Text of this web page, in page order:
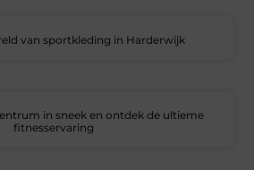
van sportkleding in Harderwijk
in sneek en ontdek de ultieme
fitnesservaring